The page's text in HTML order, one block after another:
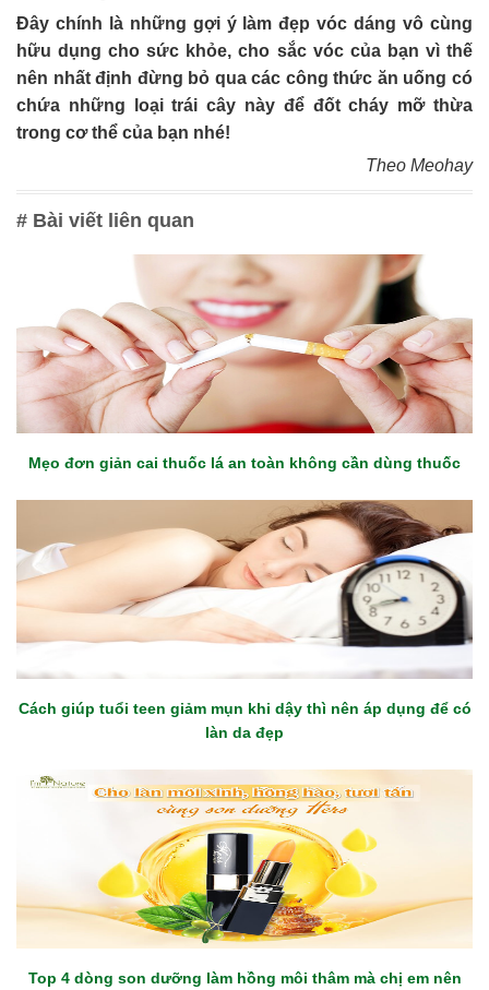
Đây chính là những gợi ý làm đẹp vóc dáng vô cùng
hữu dụng cho sức khỏe, cho sắc vóc của bạn vì thế
nên nhất định đừng bỏ qua các công thức ăn uống có
chứa những loại trái cây này để đốt cháy mỡ thừa
trong cơ thể của bạn nhé!
Theo Meohay
# Bài viết liên quan
Mẹo đơn giản cai thuốc lá an toàn không cần dùng thuốc
Cách giúp tuổi teen giảm mụn khi dậy thì nên áp dụng để có
làn da đẹp
Top 4 dòng son dưỡng làm hồng môi thâm mà chị em nên